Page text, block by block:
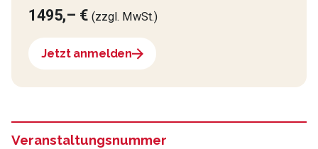
1495,– €(zzgl. MwSt.)
Jetzt anmelden
Veranstaltungsnummer